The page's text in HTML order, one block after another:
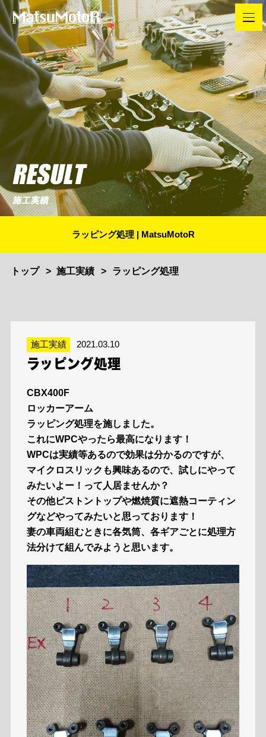
ラッピング処理 | MatsuMotoR
トップ 施工実績 ラッピング処理
施工実績 2021.03.10
ラッピング処理
CBX400F
ロッカーアーム
ラッピング処理を施しました。
これにWPCやったら最高になります！
WPCは実績等あるので効果は分かるのですが、
マイクロスリックも興味あるので、試しにやって
みたいよー！って人居ませんか？
その他ピストントップや燃焼質に遮熱コーティン
グなどやってみたいと思っております！
妻の車両組むときに各気筒、各ギアごとに処理方
法分けて組んでみようと思います。